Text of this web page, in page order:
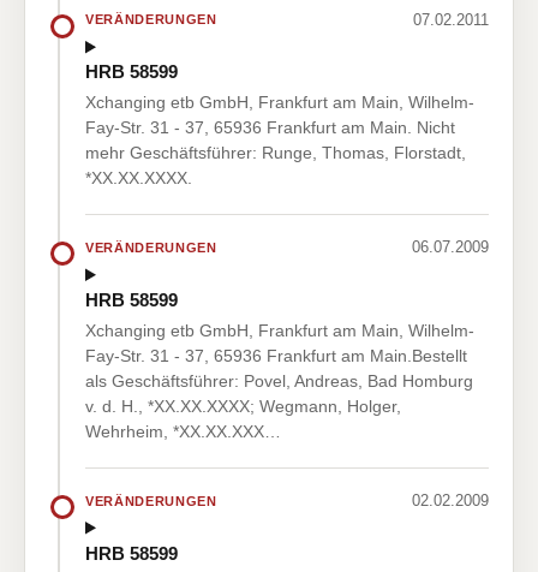
VERÄNDERUNGEN 07.02.2011
HRB 58599
Xchanging etb GmbH, Frankfurt am Main, Wilhelm-
Fay-Str. 31 - 37, 65936 Frankfurt am Main. Nicht
mehr Geschäftsführer: Runge, Thomas, Florstadt,
*XX.XX.XXXX.
VERÄNDERUNGEN 06.07.2009
HRB 58599
Xchanging etb GmbH, Frankfurt am Main, Wilhelm-
Fay-Str. 31 - 37, 65936 Frankfurt am Main.Bestellt
als Geschäftsführer: Povel, Andreas, Bad Homburg
v. d. H., *XX.XX.XXXX; Wegmann, Holger,
Wehrheim, *XX.XX.XXX…
VERÄNDERUNGEN 02.02.2009
HRB 58599